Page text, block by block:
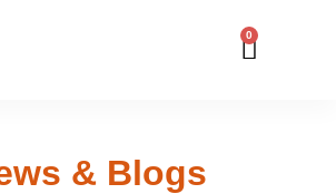
0
& Blogs